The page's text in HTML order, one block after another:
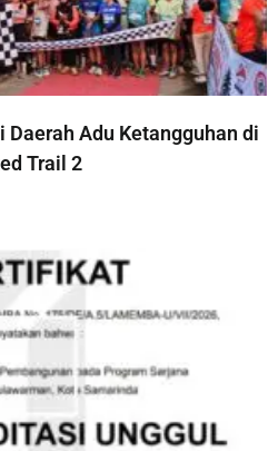
Adu Ketangguhan di
Trail 2